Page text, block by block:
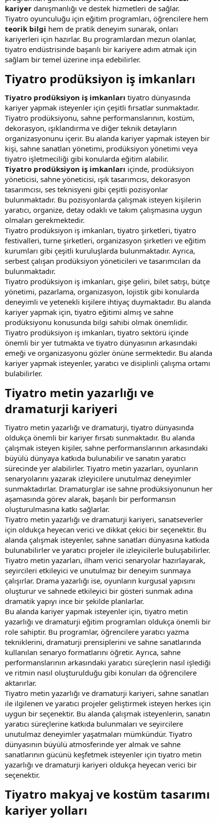
kariyer danışmanlığı ve destek hizmetleri de sağlar.
Tiyatro oyunculuğu için eğitim programları, öğrencilere hem
teorik bilgi hem de pratik deneyim sunarak, onları
kariyerleri için hazırlar. Bu programlardan mezun olanlar,
tiyatro endüstrisinde başarılı bir kariyere adım atmak için
sağlam bir temel üzerine inşa edebilirler.
Tiyatro prodüksiyon iş imkanları​
Tiyatro prodüksiyon iş imkanları tiyatro dünyasında
kariyer yapmak isteyenler için çeşitli fırsatlar sunmaktadır.
Tiyatro prodüksiyonu, sahne performanslarının, kostüm,
dekorasyon, ışıklandırma ve diğer teknik detayların
organizasyonunu içerir. Bu alanda kariyer yapmak isteyen bir
kişi, sahne sanatları yönetimi, prodüksiyon yönetimi veya
tiyatro işletmeciliği gibi konularda eğitim alabilir.
Tiyatro prodüksiyon iş imkanları içinde, prodüksiyon
yöneticisi, sahne yöneticisi, ışık tasarımcısı, dekorasyon
tasarımcısı, ses teknisyeni gibi çeşitli pozisyonlar
bulunmaktadır. Bu pozisyonlarda çalışmak isteyen kişilerin
yaratıcı, organize, detay odaklı ve takım çalışmasına uygun
olmaları gerekmektedir.
Tiyatro prodüksiyon iş imkanları, tiyatro şirketleri, tiyatro
festivalleri, turne şirketleri, organizasyon şirketleri ve eğitim
kurumları gibi çeşitli kuruluşlarda bulunmaktadır. Ayrıca,
serbest çalışan prodüksiyon yöneticileri ve tasarımcıları da
bulunmaktadır.
Tiyatro prodüksiyon iş imkanları, gişe geliri, bilet satışı, bütçe
yönetimi, pazarlama, organizasyon, lojistik gibi konularda
deneyimli ve yetenekli kişilere ihtiyaç duymaktadır. Bu alanda
kariyer yapmak için, tiyatro eğitimi almış ve sahne
prodüksiyonu konusunda bilgi sahibi olmak önemlidir.
Tiyatro prodüksiyon iş imkanları, tiyatro sektörü içinde
önemli bir yer tutmakta ve tiyatro dünyasının arkasındaki
emeği ve organizasyonu gözler önüne sermektedir. Bu alanda
kariyer yapmak isteyenler, yaratıcı ve disiplinli çalışma ortamı
bulabilirler.
Tiyatro metin yazarlığı ve
dramaturji kariyeri​
Tiyatro metin yazarlığı ve dramaturji, tiyatro dünyasında
oldukça önemli bir kariyer fırsatı sunmaktadır. Bu alanda
çalışmak isteyen kişiler, sahne performanslarının arkasındaki
büyülü dünyaya katkıda bulunabilir ve sanatın yaratıcı
sürecinde yer alabilirler. Tiyatro metin yazarları, oyunların
senaryolarını yazarak izleyicilere unutulmaz deneyimler
sunmaktadırlar. Dramaturglar ise sahne prodüksiyonunun her
aşamasında görev alarak, başarılı bir performansın
oluşturulmasına katkı sağlarlar.
Tiyatro metin yazarlığı ve dramaturji kariyeri, sanatseverler
için oldukça heyecan verici ve dikkat çekici bir seçenektir. Bu
alanda çalışmak isteyenler, sahne sanatları dünyasına katkıda
bulunabilirler ve yaratıcı projeler ile izleyicilerle buluşabilirler.
Tiyatro metin yazarları, ilham verici senaryolar hazırlayarak,
seyircileri etkileyici ve unutulmaz bir deneyim sunmaya
çalışırlar. Drama yazarlığı ise, oyunların kurgusal yapısını
oluşturur ve sahnede etkileyici bir gösteri sunmak adına
dramatik yapıyı ince bir şekilde planlarlar.
Bu alanda kariyer yapmak isteyenler için, tiyatro metin
yazarlığı ve dramaturji eğitim programları oldukça önemli bir
role sahiptir. Bu programlar, öğrencilere yaratıcı yazma
tekniklerini, dramaturji prensiplerini ve sahne sanatlarında
kullanılan senaryo formatlarını öğretir. Ayrıca, sahne
performanslarının arkasındaki yaratıcı süreçlerin nasıl işlediği
ve ritmin nasıl oluşturulduğu gibi konuları da öğrencilere
aktarırlar.
Tiyatro metin yazarlığı ve dramaturji kariyeri, sahne sanatları
ile ilgilenen ve yaratıcı projeler geliştirmek isteyen herkes için
uygun bir seçenektir. Bu alanda çalışmak isteyenlerin, sanatın
yaratıcı süreçlerine katkıda bulunmaları ve seyircilere
unutulmaz deneyimler yaşatmaları mümkündür. Tiyatro
dünyasının büyülü atmosferinde yer almak ve sahne
sanatlarının gücünü keşfetmek isteyenler için tiyatro metin
yazarlığı ve dramaturji kariyeri oldukça heyecan verici bir
seçenektir.
Tiyatro makyaj ve kostüm tasarımı
kariyer yolları​